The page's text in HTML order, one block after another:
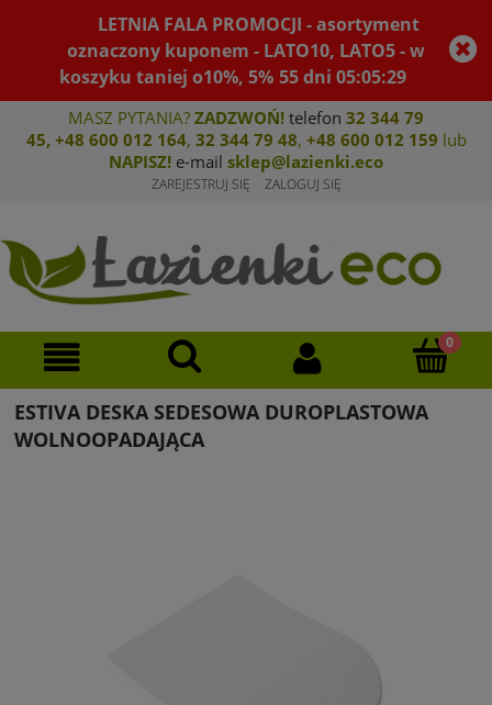
LETNIA FALA PROMOCJI - asortyment
oznaczony kuponem - LATO10, LATO5 - w
koszyku taniej o10%, 5% 55dni05:05:29
MASZ PYTANIA? ZADZWOŃ! telefon 32 344 79
45, +48 600 012 164, 32 344 79 48, +48 600 012 159 lub
NAPISZ! e-mail sklep@lazienki.eco
ZAREJESTRUJ SIĘ ZALOGUJ SIĘ
ESTIVA DESKA SEDESOWA DUROPLASTOWA
WOLNOOPADAJĄCA